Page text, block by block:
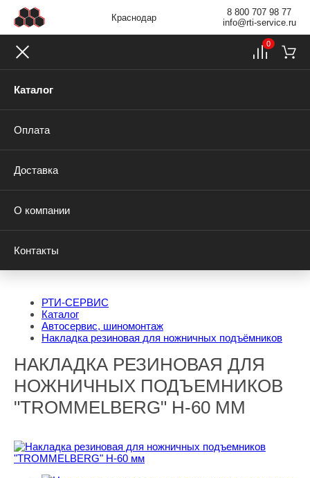
Краснодар
8 800 707 98 77
info@rti-service.ru
Каталог
Оплата
Доставка
О компании
Контакты
0
РТИ-СЕРВИС
Каталог
Автосервис, шиномонтаж
Накладка резиновая для ножничных подъёмников
НАКЛАДКА РЕЗИНОВАЯ ДЛЯ
НОЖНИЧНЫХ ПОДЪЕМНИКОВ
"TROMMELBERG" H-60 ММ